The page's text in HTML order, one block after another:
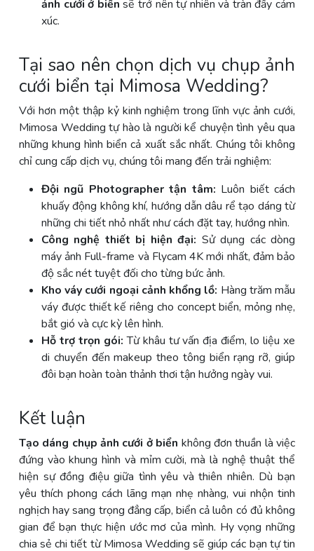
ảnh cưới ở biển sẽ trở nên tự nhiên và tràn đầy cảm
xúc.
Tại sao nên chọn dịch vụ chụp ảnh
cưới biển tại Mimosa Wedding?
Với hơn một thập kỷ kinh nghiệm trong lĩnh vực ảnh cưới,
Mimosa Wedding tự hào là người kể chuyện tình yêu qua
những khung hình biển cả xuất sắc nhất. Chúng tôi không
chỉ cung cấp dịch vụ, chúng tôi mang đến trải nghiệm:
Đội ngũ Photographer tận tâm: Luôn biết cách
khuấy động không khí, hướng dẫn dâu rể tạo dáng từ
những chi tiết nhỏ nhất như cách đặt tay, hướng nhìn.
Công nghệ thiết bị hiện đại: Sử dụng các dòng
máy ảnh Full-frame và Flycam 4K mới nhất, đảm bảo
độ sắc nét tuyệt đối cho từng bức ảnh.
Kho váy cưới ngoại cảnh khổng lồ: Hàng trăm mẫu
váy được thiết kế riêng cho concept biển, mỏng nhẹ,
bắt gió và cực kỳ lên hình.
Hỗ trợ trọn gói: Từ khâu tư vấn địa điểm, lo liệu xe
di chuyển đến makeup theo tông biển rạng rỡ, giúp
đôi bạn hoàn toàn thảnh thơi tận hưởng ngày vui.
Kết luận
Tạo dáng chụp ảnh cưới ở biển không đơn thuần là việc
đứng vào khung hình và mỉm cười, mà là nghệ thuật thể
hiện sự đồng điệu giữa tình yêu và thiên nhiên. Dù bạn
yêu thích phong cách lãng mạn nhẹ nhàng, vui nhộn tinh
nghịch hay sang trọng đẳng cấp, biển cả luôn có đủ không
gian để bạn thực hiện ước mơ của mình. Hy vọng những
chia sẻ chi tiết từ Mimosa Wedding sẽ giúp các bạn tự tin